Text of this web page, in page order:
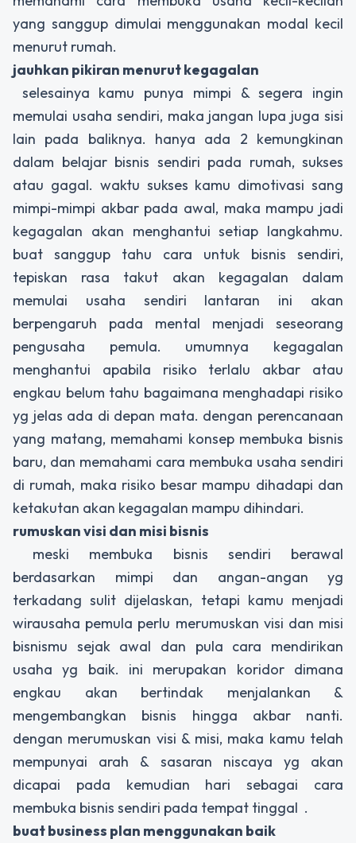
yang sanggup dimulai menggunakan modal kecil
menurut rumah.
jauhkan pikiran menurut kegagalan
selesainya kamu punya mimpi & segera ingin
memulai usaha sendiri, maka jangan lupa juga sisi
lain pada baliknya. hanya ada 2 kemungkinan
dalam belajar bisnis sendiri pada rumah, sukses
atau gagal. waktu sukses kamu dimotivasi sang
mimpi-mimpi akbar pada awal, maka mampu jadi
kegagalan akan menghantui setiap langkahmu.
buat sanggup tahu cara untuk bisnis sendiri,
tepiskan rasa takut akan kegagalan dalam
memulai usaha sendiri lantaran ini akan
berpengaruh pada mental menjadi seseorang
pengusaha pemula. umumnya kegagalan
menghantui apabila risiko terlalu akbar atau
engkau belum tahu bagaimana menghadapi risiko
yg jelas ada di depan mata. dengan perencanaan
yang matang, memahami konsep membuka bisnis
baru, dan memahami cara membuka usaha sendiri
di rumah, maka risiko besar mampu dihadapi dan
ketakutan akan kegagalan mampu dihindari.
rumuskan visi dan misi bisnis
meski membuka bisnis sendiri berawal
berdasarkan mimpi dan angan-angan yg
terkadang sulit dijelaskan, tetapi kamu menjadi
wirausaha pemula perlu merumuskan visi dan misi
bisnismu sejak awal dan pula cara mendirikan
usaha yg baik. ini merupakan koridor dimana
engkau akan bertindak menjalankan &
mengembangkan bisnis hingga akbar nanti.
dengan merumuskan visi & misi, maka kamu telah
mempunyai arah & sasaran niscaya yg akan
dicapai pada kemudian hari sebagai cara
membuka bisnis sendiri pada tempat tinggal .
buat business plan menggunakan baik